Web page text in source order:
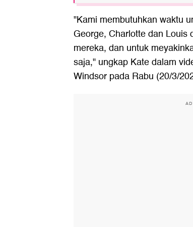
"Kami membutuhkan waktu
George, Charlotte dan Louis
mereka, dan untuk
saja," ungkap Kate dalam
Windsor pada Rabu (20/3/